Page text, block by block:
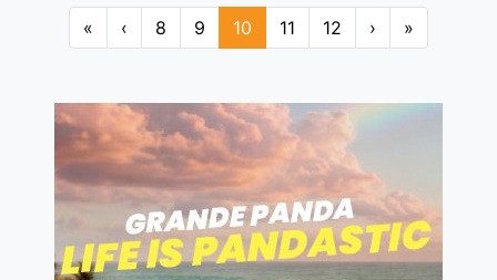
« ‹ 8 9 10 11 12 › »